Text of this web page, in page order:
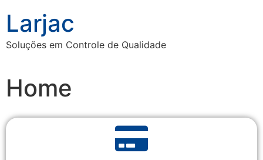
Larjac
Soluções em Controle de Qualidade
Home